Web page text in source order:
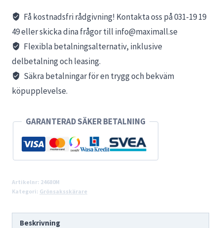
Få kostnadsfri rådgivning! Kontakta oss på 031-19 19
49 eller skicka dina frågor till info@maximall.se
Flexibla betalningsalternativ, inklusive
delbetalning och leasing.
Säkra betalningar för en trygg och bekväm
köpupplevelse.
GARANTERAD SÄKER BETALNING
Artikelnr: 24680M
Kategori: Grönsaksskärare
Beskrivning